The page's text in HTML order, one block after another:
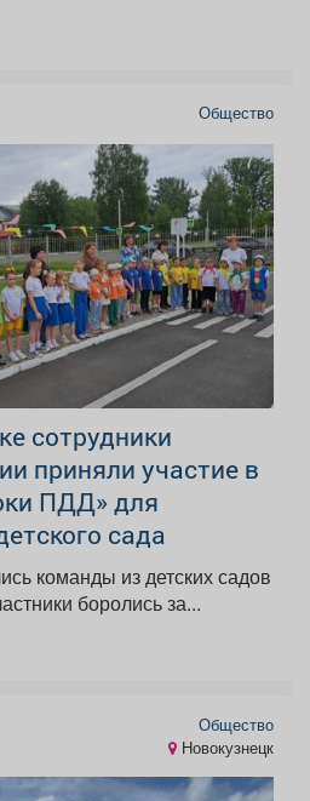
Общество
сотрудники
приняли участие в
ПДД» для
сада
команды из детских садов
боролись за...
Общество
Новокузнецк